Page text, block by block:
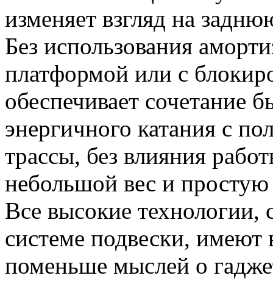
изменяет взгляд на
Без использования
платформой или с
обеспечивает сочетание
энергичного катания с
трассы, без влияния
небольшой вес и
Все высокие технологии,
системе подвески, имеют
поменьше мыслей о